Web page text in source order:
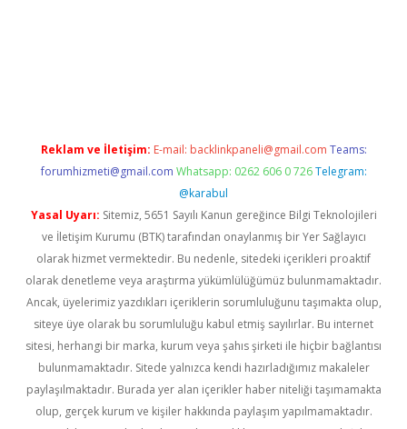
Reklam ve İletişim: E-mail: backlinkpaneli@gmail.com Teams:
forumhizmeti@gmail.com Whatsapp: 0262 606 0 726 Telegram:
@karabul
Yasal Uyarı: Sitemiz, 5651 Sayılı Kanun gereğince Bilgi Teknolojileri
ve İletişim Kurumu (BTK) tarafından onaylanmış bir Yer Sağlayıcı
olarak hizmet vermektedir. Bu nedenle, sitedeki içerikleri proaktif
olarak denetleme veya araştırma yükümlülüğümüz bulunmamaktadır.
Ancak, üyelerimiz yazdıkları içeriklerin sorumluluğunu taşımakta olup,
siteye üye olarak bu sorumluluğu kabul etmiş sayılırlar. Bu internet
sitesi, herhangi bir marka, kurum veya şahıs şirketi ile hiçbir bağlantısı
bulunmamaktadır. Sitede yalnızca kendi hazırladığımız makaleler
paylaşılmaktadır. Burada yer alan içerikler haber niteliği taşımamakta
olup, gerçek kurum ve kişiler hakkında paylaşım yapılmamaktadır.